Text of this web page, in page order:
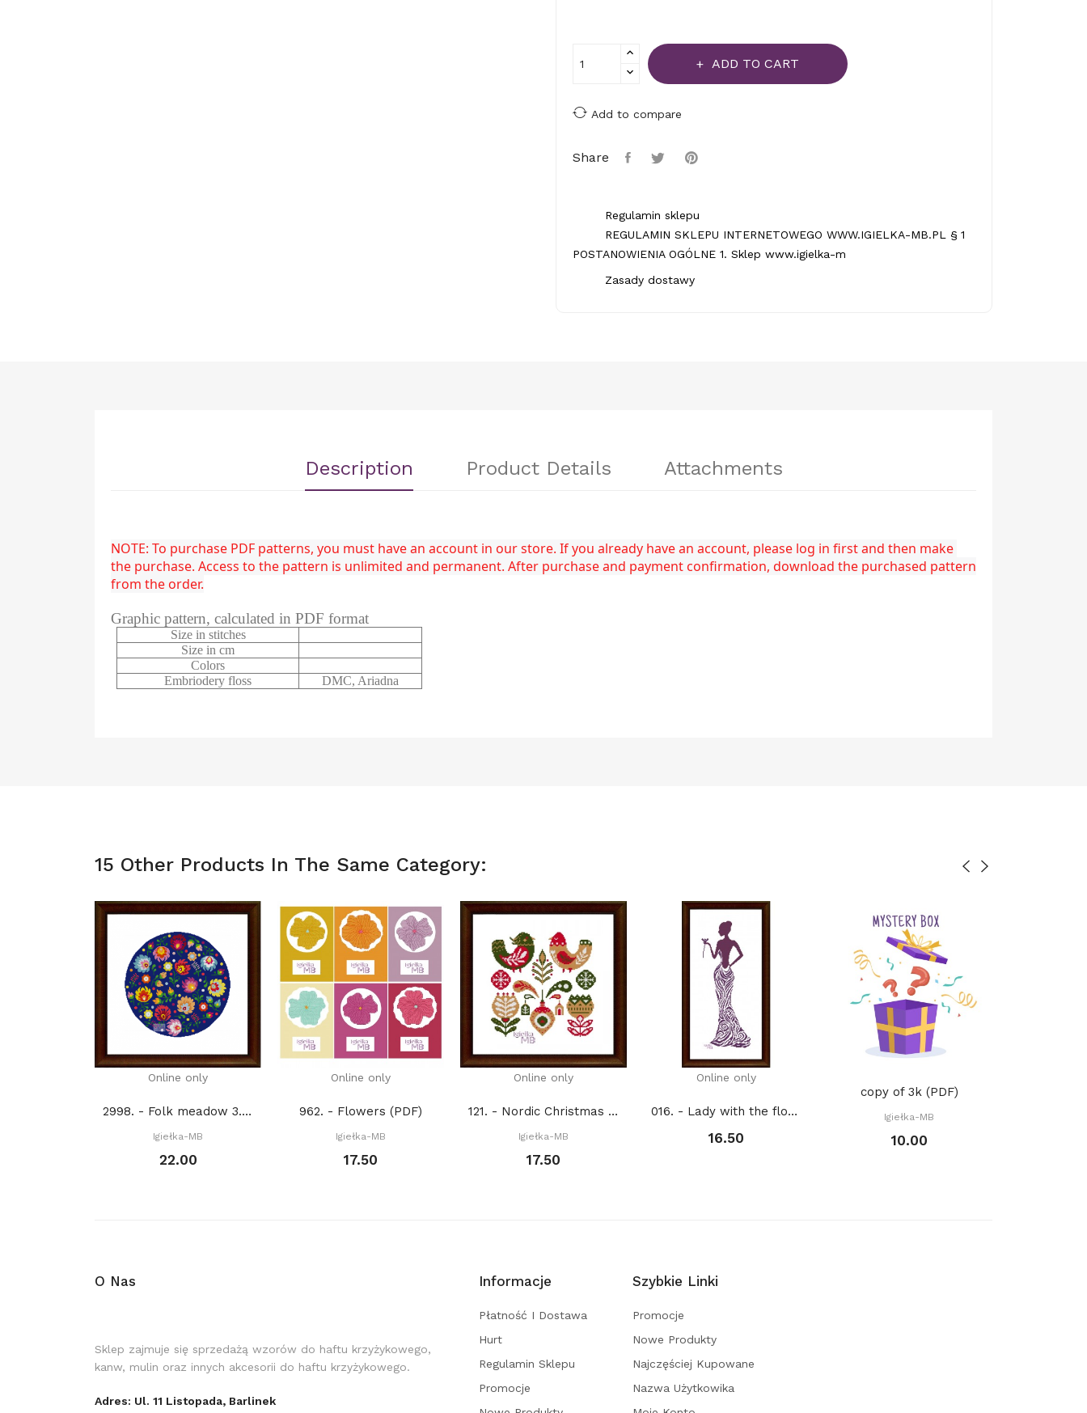
ADD TO CART
Add to compare
Share
Regulamin sklepu
REGULAMIN SKLEPU INTERNETOWEGO WWW.IGIELKA-MB.PL § 1
POSTANOWIENIA OGÓLNE 1. Sklep www.igielka-m
Zasady dostawy
Description Product Details Attachments
NOTE: To purchase PDF patterns, you must have an account in our store. If you already have an account, please log in first and then make
the purchase. Access to the pattern is unlimited and permanent. After purchase and payment confirmation, download the purchased pattern
from the order.
Graphic pattern, calculated in PDF format
Size in stitches
Size in cm
Colors
Embriodery floss
DMC, Ariadna
15 Other Products In The Same Category:
Online only
2998. - Folk meadow 3. (PDF)
Igiełka-MB
22.00
Online only
962. - Flowers (PDF)
Igiełka-MB
17.50
Online only
121. - Nordic Christmas set 13. (PDF)
Igiełka-MB
17.50
Online only
016. - Lady with the flower (PDF)
16.50
copy of 3k (PDF)
Igiełka-MB
10.00
O Nas
Sklep zajmuje się sprzedażą wzorów do haftu krzyżykowego,
kanw, mulin oraz innych akcesorii do haftu krzyżykowego.
Adres: Ul. 11 Listopada, Barlinek
Informacje
Płatność I Dostawa
Hurt
Regulamin Sklepu
Promocje
Szybkie Linki
Promocje
Nowe Produkty
Najczęściej Kupowane
Nazwa Użytkowika